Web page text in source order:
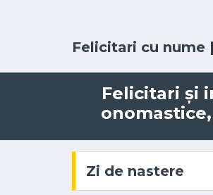
Felicitari cu nume
Felicitari și
Zi de nastere